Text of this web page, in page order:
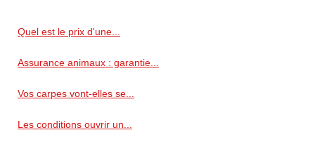
Quel est le prix d'une...
Assurance animaux : garantie...
Vos carpes vont-elles se...
Les conditions ouvrir un...